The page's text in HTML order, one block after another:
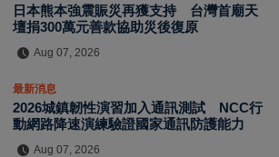
日本熊本強震賑災再獲支持 台灣首廟天
壇捐300萬元善款協助災後復原
Aug 07, 2026
最新消息
2026城鎮韌性演習加入通訊測試 NCC行
動網路降速演練驗證國家通訊防護能力
Aug 07, 2026